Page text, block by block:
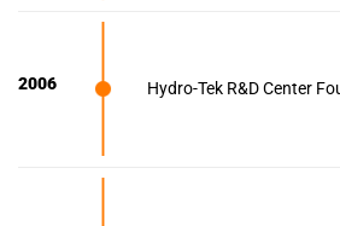
2006 Hydro-Tek R&D Center